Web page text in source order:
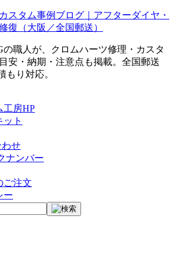
スタム事例ブログ｜アフターダイヤ・
復（大阪／全国郵送）
職人が、クロムハーツ修理・カスタ
安・納期・注意点も掲載。全国郵送
もり対応。
工房HP
ト
わせ
ナンバー
ご注文
ー